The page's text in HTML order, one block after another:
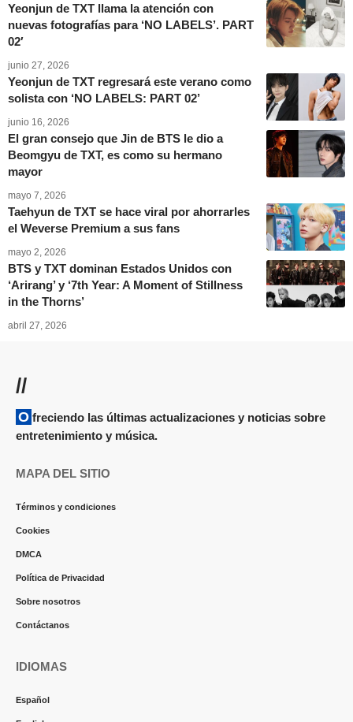
Yeonjun de TXT llama la atención con
nuevas fotografías para ‘NO LABELS’. PART
02′
junio 27, 2026
Yeonjun de TXT regresará este verano como
solista con ‘NO LABELS: PART 02’
junio 16, 2026
El gran consejo que Jin de BTS le dio a
Beomgyu de TXT, es como su hermano
mayor
mayo 7, 2026
Taehyun de TXT se hace viral por ahorrarles
el Weverse Premium a sus fans
mayo 2, 2026
BTS y TXT dominan Estados Unidos con
‘Arirang’ y ‘7th Year: A Moment of Stillness
in the Thorns’
abril 27, 2026
//
Ofreciendo las últimas actualizaciones y noticias sobre
entretenimiento y música.
MAPA DEL SITIO
Términos y condiciones
Cookies
DMCA
Política de Privacidad
Sobre nosotros
Contáctanos
IDIOMAS
Español